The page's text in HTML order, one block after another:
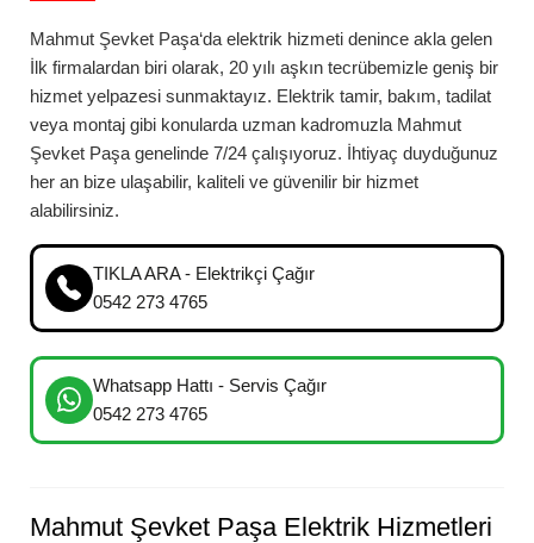
Mahmut Şevket Paşa‘da elektrik hizmeti denince akla gelen
İlk firmalardan biri olarak, 20 yılı aşkın tecrübemizle geniş bir
hizmet yelpazesi sunmaktayız. Elektrik tamir, bakım, tadilat
veya montaj gibi konularda uzman kadromuzla Mahmut
Şevket Paşa genelinde 7/24 çalışıyoruz. İhtiyaç duyduğunuz
her an bize ulaşabilir, kaliteli ve güvenilir bir hizmet
alabilirsiniz.
TIKLA ARA - Elektrikçi Çağır
0542 273 4765
Whatsapp Hattı - Servis Çağır
0542 273 4765
Mahmut Şevket Paşa Elektrik Hizmetleri